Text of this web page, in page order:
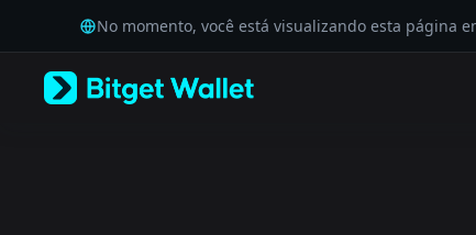
Tiếng Việt
Русский
Español (Latinoamérica)
No momento, você está visualizando esta página